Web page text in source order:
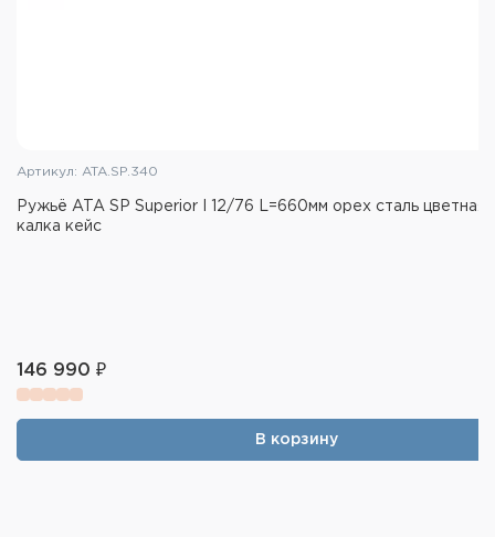
Артикул: ATA.SP.340
Ружьё ATA SP Superior I 12/76 L=660мм орех сталь цветная
калка кейс
146 990 ₽
В корзину